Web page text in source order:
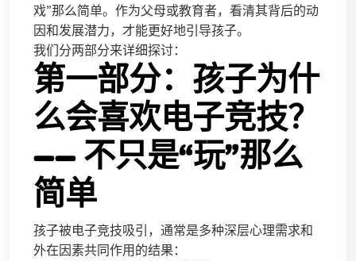
戏”那么简单。作为父母或教育者，看清其背后的动
因和发展潜力，才能更好地引导孩子。
我们分两部分来详细探讨：
第一部分：孩子为什
么会喜欢电子竞技？
—— 不只是“玩”那么
简单
孩子被电子竞技吸引，通常是多种深层心理需求和
外在因素共同作用的结果：